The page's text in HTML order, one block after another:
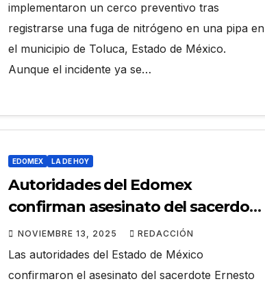
implementaron un cerco preventivo tras
registrarse una fuga de nitrógeno en una pipa en
el municipio de Toluca, Estado de México.
Aunque el incidente ya se…
EDOMEX LA DE HOY
Autoridades del Edomex
confirman asesinato del sacerdote
Ernesto Baltazar Hernández Vilchis
NOVIEMBRE 13, 2025 REDACCIÓN
Las autoridades del Estado de México
confirmaron el asesinato del sacerdote Ernesto